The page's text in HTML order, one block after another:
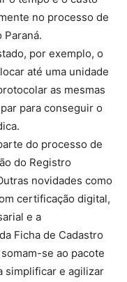
no processo de
Paraná.
por exemplo, o
até uma unidade
as mesmas
para conseguir o
do processo de
do Registro
novidades como
certificação digital,
e a
Ficha de Cadastro
se ao pacote
simplificar e agilizar